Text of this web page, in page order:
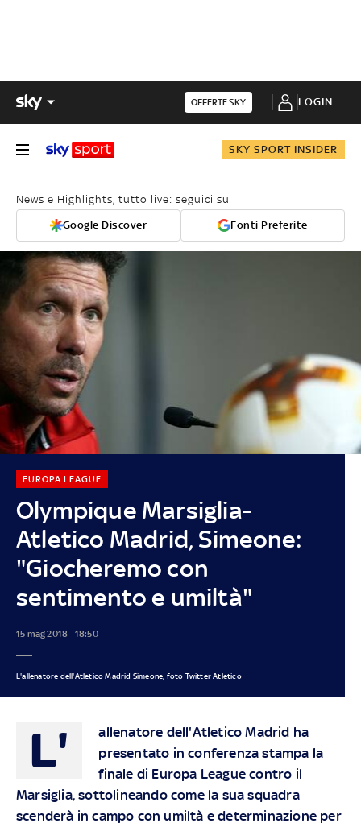
OFFERTE SKY LOGIN
SKY SPORT INSIDER
News e Highlights, tutto live: seguici su
Google Discover Fonti Preferite
Olympique Marsiglia-
Atletico Madrid, Simeone:
"Giocheremo con
sentimento e umiltà"
EUROPA LEAGUE
15 mag 2018 - 18:50
L'allenatore dell'Atletico Madrid Simeone, foto Twitter Atletico
L'
allenatore dell'Atletico Madrid ha
presentato in conferenza stampa la
finale di Europa League contro il
Marsiglia, sottolineando come la sua squadra
scenderà in campo con umiltà e determinazione per